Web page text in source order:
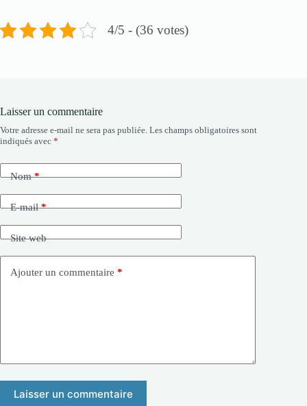
4/5 - (36 votes)
Laisser un commentaire
Votre adresse e-mail ne sera pas publiée. Les champs obligatoires sont
indiqués avec *
Nom*
E-mail*
Site web
Ajouter un commentaire *
Laisser un commentaire